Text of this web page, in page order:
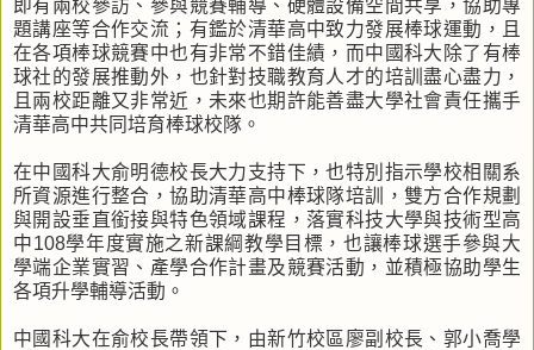
即有兩校參訪、參與競賽輔導、硬體設備空間共享，協助專
題講座等合作交流；有鑑於清華高中致力發展棒球運動，且
在各項棒球競賽中也有非常不錯佳績，而中國科大除了有棒
球社的發展推動外，也針對技職教育人才的培訓盡心盡力，
且兩校距離又非常近，未來也期許能善盡大學社會責任攜手
清華高中共同培育棒球校隊。
在中國科大俞明德校長大力支持下，也特別指示學校相關系
所資源進行整合，協助清華高中棒球隊培訓，雙方合作規劃
與開設垂直銜接與特色領域課程，落實科技大學與技術型高
中108學年度實施之新課綱教學目標，也讓棒球選手參與大
學端企業實習、產學合作計畫及競賽活動，並積極協助學生
各項升學輔導活動。
中國科大在俞校長帶領下，由新竹校區廖副校長、郭小喬學